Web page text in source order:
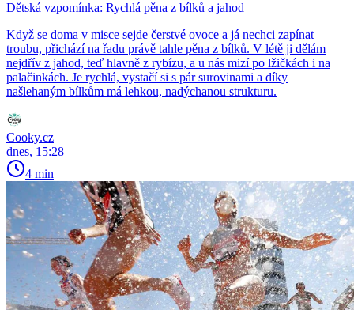
Dětská vzpomínka: Rychlá pěna z bílků a jahod
Když se doma v misce sejde čerstvé ovoce a já nechci zapínat
troubu, přichází na řadu právě tahle pěna z bílků. V létě ji dělám
nejdřív z jahod, teď hlavně z rybízu, a u nás mizí po lžičkách i na
palačinkách. Je rychlá, vystačí si s pár surovinami a díky
našlehaným bílkům má lehkou, nadýchanou strukturu.
Cooky.cz
dnes, 15:28
4 min